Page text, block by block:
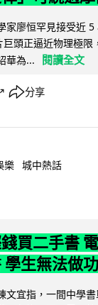
家廖恒罕見接受近
頭正逼近物理極限
華為...
閱讀全文
↗ 分享
樂 城中熱話
買二手書
學生無法做
文宜指，一間中學